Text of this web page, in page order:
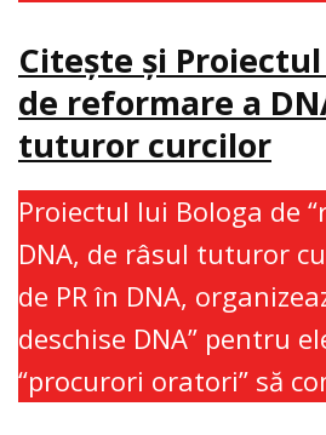
Citește și
de reformare a
tuturor curcilor
Proiectul lui Bologa de
DNA, de râsul tuturor
de PR în DNA,
deschise DNA” pentru
“procurori oratori” să